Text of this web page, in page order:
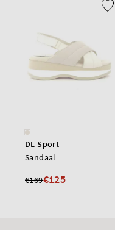
DL Sport
Sandaal
€169€125